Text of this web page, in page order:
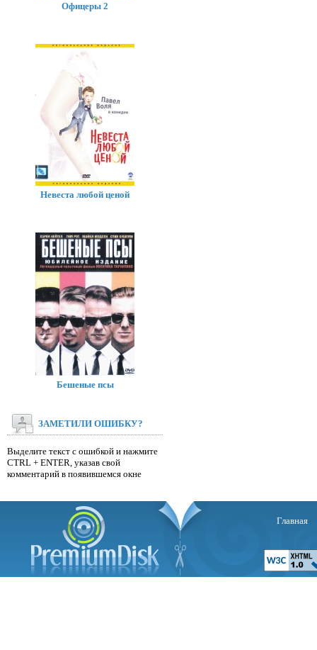
Офицеры 2
Невеста любой ценой
Бешеные псы
ЗАМЕТИЛИ ОШИБКУ?
Выделите текст с ошибкой и нажмите
CTRL + ENTER, указав свой
комментарий в появившемся окне
Главная